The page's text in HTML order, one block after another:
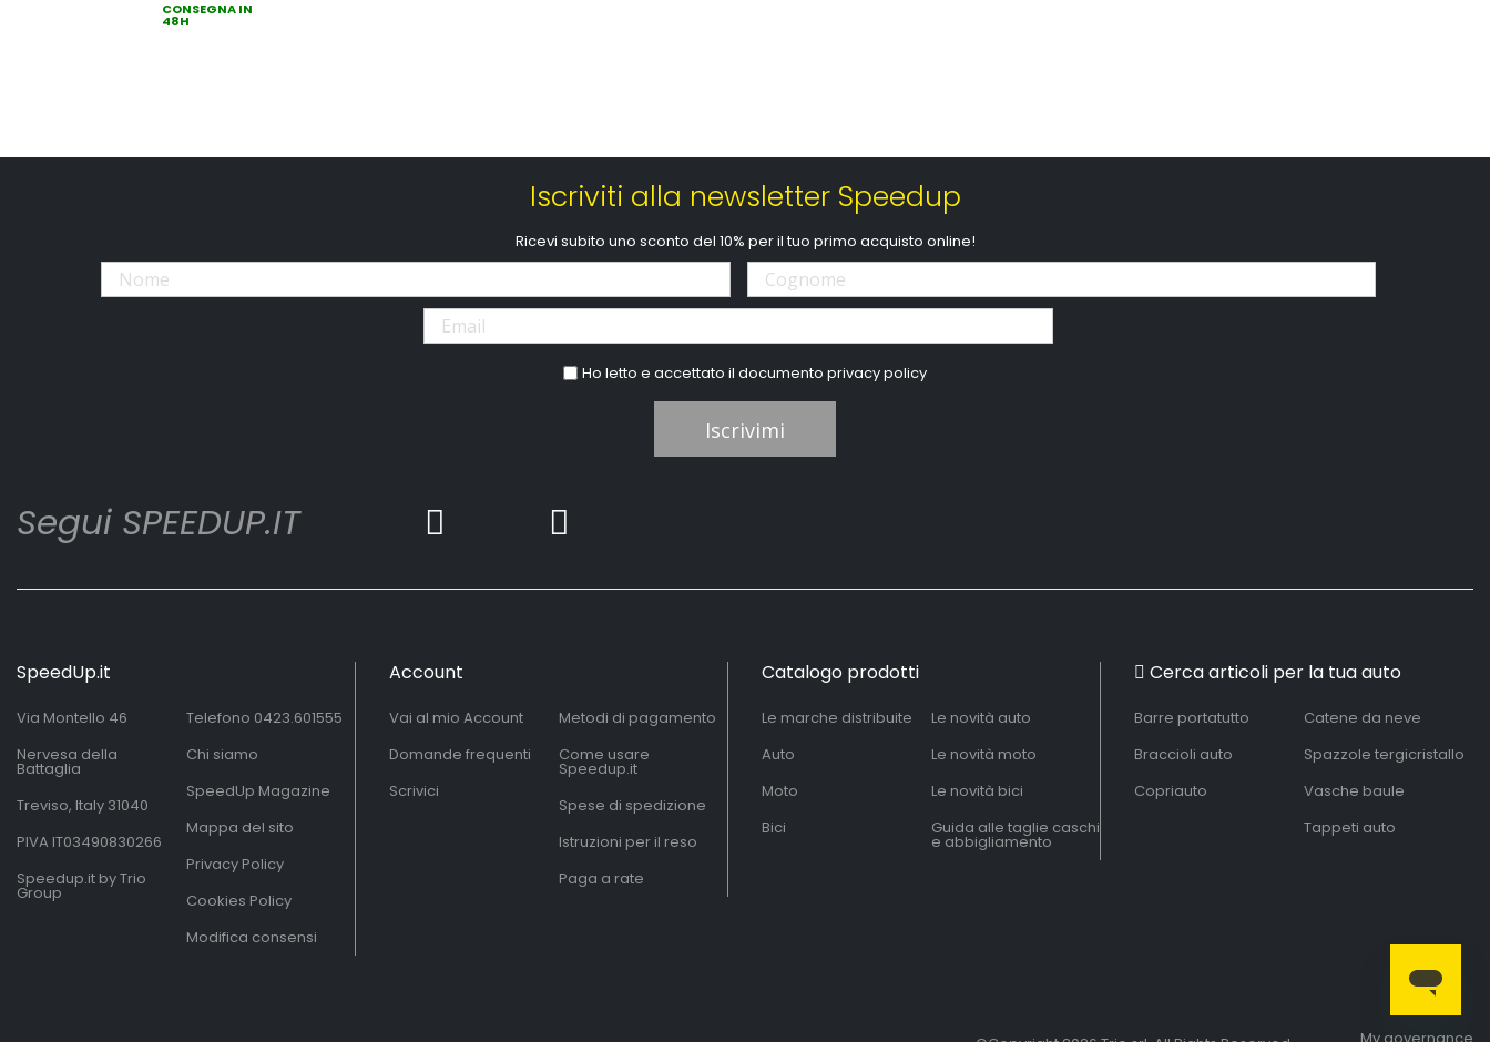
CONSEGNA IN
48H
Iscriviti alla newsletter Speedup
Ricevi subito uno sconto del 10% per il tuo primo acquisto online!
Ho letto e accettato il documentoprivacy policy
Iscrivimi
Segui SPEEDUP.IT
SpeedUp.it
Via Montello 46
Nervesa della
Battaglia
Treviso, Italy 31040
PIVA IT03490830266
Speedup.it by Trio
Group
Telefono 0423.601555
Chi siamo
SpeedUp Magazine
Mappa del sito
Privacy Policy
Cookies Policy
Modifica consensi
Account
Vai al mio Account
Domande frequenti
Scrivici
Metodi di pagamento
Come usare
Speedup.it
Spese di spedizione
Istruzioni per il reso
Paga a rate
Catalogo prodotti
Le marche distribuite
Auto
Moto
Bici
Le novità auto
Le novità moto
Le novità bici
Guida alle taglie caschi
e abbigliamento
Cerca articoli per la tua auto
Barre portatutto
Braccioli auto
Copriauto
Catene da neve
Spazzole tergicristallo
Vasche baule
Tappeti auto